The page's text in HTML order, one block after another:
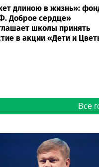
длиною в жизнь»:
Доброе сердце»
школы принять
в акции «Дети и
Все